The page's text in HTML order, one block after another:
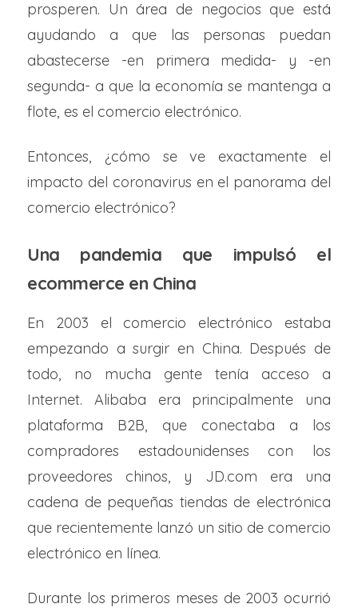
prosperen. Un área de negocios que está
ayudando a que las personas puedan
abastecerse -en primera medida- y -en
segunda- a que la economía se mantenga a
flote, es el comercio electrónico.
Entonces, ¿cómo se ve exactamente el
impacto del coronavirus en el panorama del
comercio electrónico?
Una pandemia que impulsó el
ecommerce en China
En 2003 el comercio electrónico estaba
empezando a surgir en China. Después de
todo, no mucha gente tenía acceso a
Internet. Alibaba era principalmente una
plataforma B2B, que conectaba a los
compradores estadounidenses con los
proveedores chinos, y JD.com era una
cadena de pequeñas tiendas de electrónica
que recientemente lanzó un sitio de comercio
electrónico en línea.
Durante los primeros meses de 2003 ocurrió